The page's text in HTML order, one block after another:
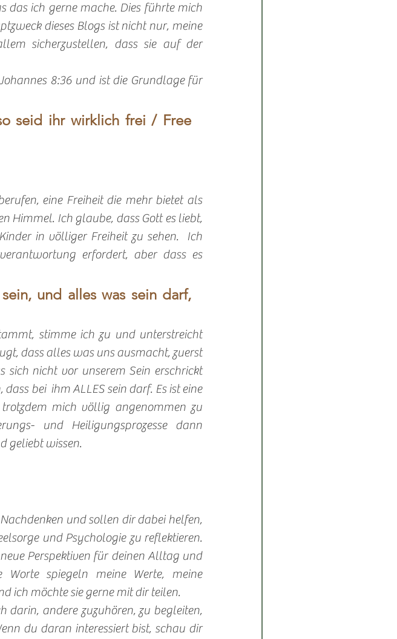
das ich gerne mache. Dies führte mich
dieses Blogs ist nicht nur, meine
sicherzustellen, dass sie auf der
8:36 und ist die Grundlage für
seid ihr wirklich frei / Free
eine Freiheit die mehr bietet als
Himmel. Ich glaube, dass Gott es liebt,
in völliger Freiheit zu sehen.  Ich
erfordert, aber dass es
und alles was sein darf,
stimme ich zu und unterstreicht
dass alles was uns ausmacht, zuerst
sich nicht vor unserem Sein erschrickt
bei  ihm ALLES sein darf. Es ist eine
mich völlig angenommen zu
und Heiligungsprozesse dann
geliebt wissen.
und sollen dir dabei helfen,
und Psychologie zu reflektieren.
Perspektiven für deinen Alltag und
Worte spiegeln meine Werte, meine
ich möchte sie gerne mit dir teilen.
darin, andere zuzuhören, zu begleiten,
du daran interessiert bist, schau dir